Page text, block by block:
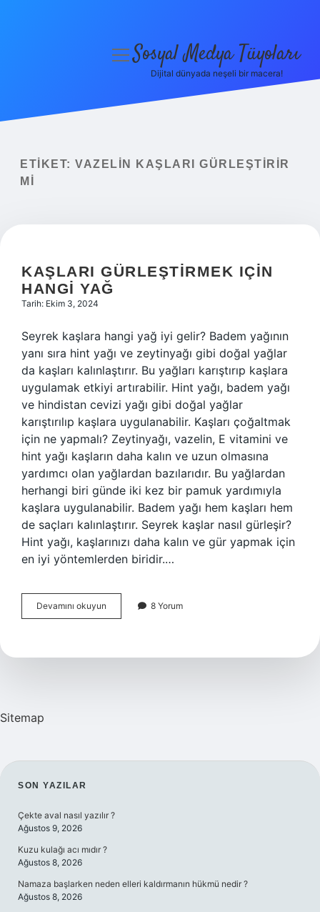
Yasal Uyarı
menüyüSosyal Medya Tüyoları
Dijital dünyada neşeli bir macera!
ETIKET: VAZELIN KAŞLARI GÜRLEŞTIRIR
MI
KAŞLARI GÜRLEŞTIRMEK IÇIN
HANGI YAĞ
Tarih: Ekim 3, 2024
Seyrek kaşlara hangi yağ iyi gelir? Badem yağının
yanı sıra hint yağı ve zeytinyağı gibi doğal yağlar
da kaşları kalınlaştırır. Bu yağları karıştırıp kaşlara
uygulamak etkiyi artırabilir. Hint yağı, badem yağı
ve hindistan cevizi yağı gibi doğal yağlar
karıştırılıp kaşlara uygulanabilir. Kaşları çoğaltmak
için ne yapmalı? Zeytinyağı, vazelin, E vitamini ve
hint yağı kaşların daha kalın ve uzun olmasına
yardımcı olan yağlardan bazılarıdır. Bu yağlardan
herhangi biri günde iki kez bir pamuk yardımıyla
kaşlara uygulanabilir. Badem yağı hem kaşları hem
de saçları kalınlaştırır. Seyrek kaşlar nasıl gürleşir?
Hint yağı, kaşlarınızı daha kalın ve gür yapmak için
en iyi yöntemlerden biridir.…
Devamını okuyun
Gürleştirmek
Yağ
8 Yorum
Sitemap
SIDEBAR
SON YAZILAR
Çekte aval nasıl yazılır ?
Ağustos 9, 2026
Kuzu kulağı acı mıdır ?
Ağustos 8, 2026
Namaza başlarken neden elleri kaldırmanın hükmü nedir ?
Ağustos 8, 2026